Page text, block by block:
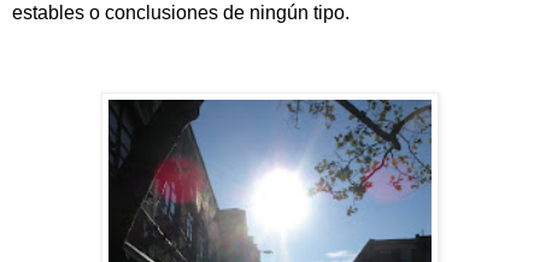
estables o conclusiones de ningún tipo.